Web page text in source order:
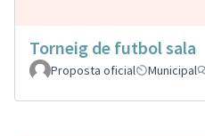
Torneig de futbol sala
Proposta oficial
Municipal